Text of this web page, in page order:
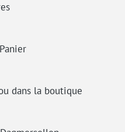
dans la boutique